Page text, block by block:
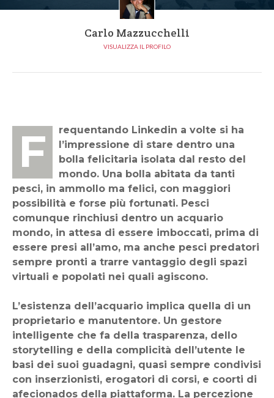
Carlo Mazzucchelli
VISUALIZZA IL PROFILO
Frequentando Linkedin a volte si ha
l’impressione di stare dentro una
bolla felicitaria isolata dal resto del
mondo. Una bolla abitata da tanti
pesci, in ammollo ma felici, con maggiori
possibilità e forse più fortunati. Pesci
comunque rinchiusi dentro un acquario
mondo, in attesa di essere imboccati, prima di
essere presi all’amo, ma anche pesci predatori
sempre pronti a trarre vantaggio degli spazi
virtuali e popolati nei quali agiscono.
L’esistenza dell’acquario implica quella di un
proprietario e manutentore. Un gestore
intelligente che fa della trasparenza, dello
storytelling e della complicità dell’utente le
basi dei suoi guadagni, quasi sempre condivisi
con inserzionisti, erogatori di corsi, e coorti di
afecionados della piattaforma. La percezione